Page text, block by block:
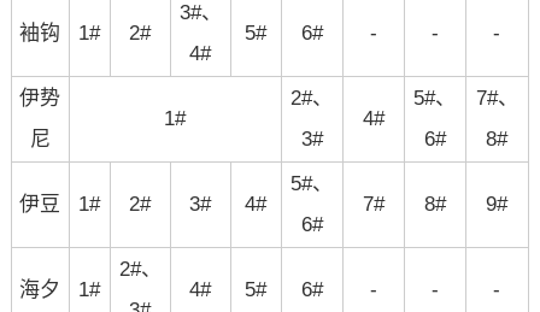
袖钩 1# 2#
3#、
4#
5# 6# - - -
伊势
尼
1#
2#、
3#
4#
5#、
6#
7#、
8#
伊豆 1# 2# 3# 4#
5#、
6#
7# 8# 9#
海夕 1#
2#、
4# 5# 6# - - -